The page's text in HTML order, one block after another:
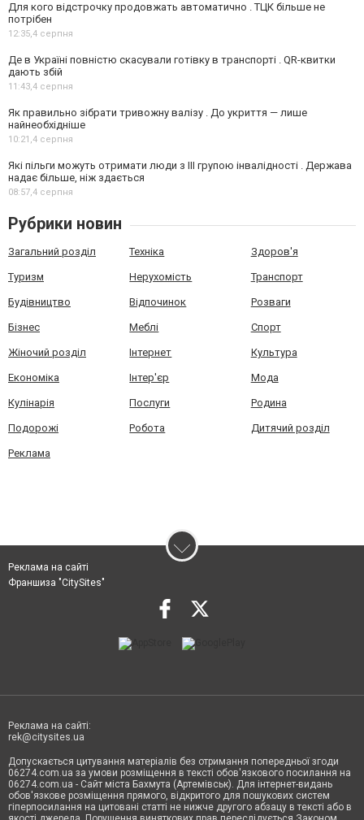
Для кого відстрочку продовжать автоматично . ТЦК більше не
потрібен
12:35,4 серпня
Де в Україні повністю скасували готівку в транспорті . QR-квитки
дають збій
11:43,4 серпня
Як правильно зібрати тривожну валізу . До укриття — лише
найнеобхідніше
10:21,4 серпня
Які пільги можуть отримати люди з III групою інвалідності . Держава
надає більше, ніж здається
08:57,4 серпня
Рубрики новин
Загальний розділ Техніка Здоров'я
Туризм Нерухомість Транспорт
Будівництво Відпочинок Розваги
Бізнес Меблі Спорт
Жіночий розділ Інтернет Культура
Економіка Інтер'єр Мода
Кулінарія Послуги Родина
Подорожі Робота Дитячий розділ
Реклама
Реклама на сайті
Франшиза "CitySites"
Реклама на сайті:
rek@citysites.ua
Допускається цитування матеріалів без отримання попередньої згоди
06274.com.ua за умови розміщення в тексті обов'язкового посилання на
06274.com.ua - Сайт міста Бахмута (Артемівськ). Для інтернет-видань
обов'язкове розміщення прямого, відкритого для пошукових систем
гіперпосилання на цитовані статті не нижче другого абзацу в тексті або в